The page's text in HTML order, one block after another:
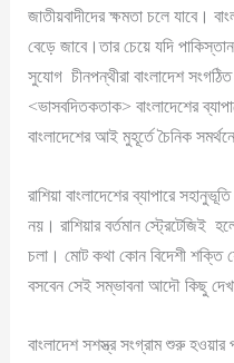
জাতীয়বাদীদের ক্ষমতা চলে যাবে।
বেড়ে জাবে।তার চেয়ে যদি
সুযোগ চীনপন্থীরা বাংলাদেশ
<ভাসবদিতকতাক> বাংলাদেশের
বাংলাদেশের আই মুহূর্তে চৈনিক
রাশিয়া বাংলাদেশের ব্যাপারে
নয়। রাশিয়ার বর্তমান স্ট্রেটেজিই
চলা। মোট কথা কোন বিদেশী শক্তি
বসবেন সেই সম্ভাবনা আদৌ কিছু
বাংলাদেশ সশস্ত্র সংগ্রাম শুরু